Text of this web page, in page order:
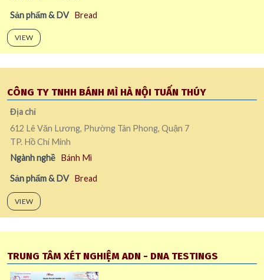
Sản phẩm & DV Bread
VIEW
CÔNG TY TNHH BÁNH MÌ HÀ NỘI TUẤN THÚY
Địa chỉ
612 Lê Văn Lương, Phường Tân Phong, Quận 7
TP. Hồ Chí Minh
Ngành nghề Bánh Mì
Sản phẩm & DV Bread
VIEW
TRUNG TÂM XÉT NGHIỆM ADN - DNA TESTINGS